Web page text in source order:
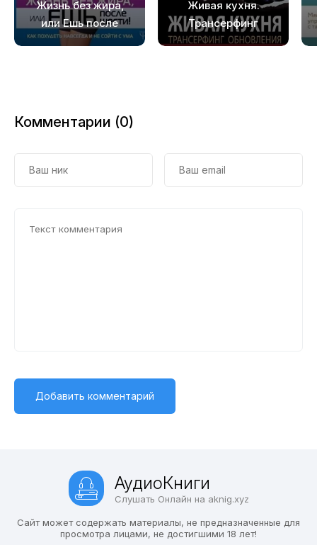
19
20
Жизнь без жира,
или Ешь после
шести! Как
Живая кухня.
Трансерфинг
обновления
Комментарии (0)
АудиоКниги
Слушать Онлайн на aknig.xyz
Сайт может содержать материалы, не предназначенные для
просмотра лицами, не достигшими 18 лет!